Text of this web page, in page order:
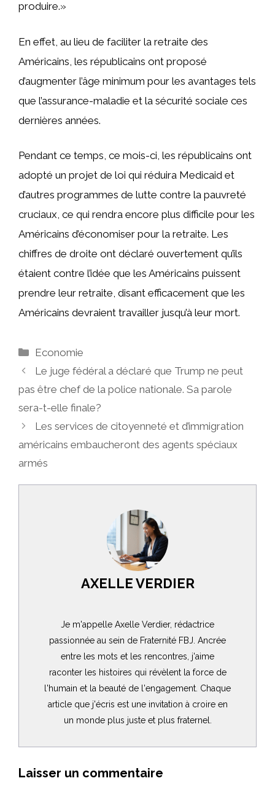
produire.»
En effet, au lieu de faciliter la retraite des
Américains, les républicains ont proposé
d’augmenter l’âge minimum pour les avantages tels
que l’assurance-maladie et la sécurité sociale ces
dernières années.
Pendant ce temps, ce mois-ci, les républicains ont
adopté un projet de loi qui réduira Medicaid et
d’autres programmes de lutte contre la pauvreté
cruciaux, ce qui rendra encore plus difficile pour les
Américains d’économiser pour la retraite. Les
chiffres de droite ont déclaré ouvertement qu’ils
étaient contre l’idée que les Américains puissent
prendre leur retraite, disant efficacement que les
Américains devraient travailler jusqu’à leur mort.
Catégories
Economie
Le juge fédéral a déclaré que Trump ne peut
pas être chef de la police nationale. Sa parole
sera-t-elle finale?
Les services de citoyenneté et d’immigration
américains embaucheront des agents spéciaux
armés
AXELLE VERDIER
Je m'appelle Axelle Verdier, rédactrice
passionnée au sein de Fraternité FBJ. Ancrée
entre les mots et les rencontres, j'aime
raconter les histoires qui révèlent la force de
l'humain et la beauté de l'engagement. Chaque
article que j'écris est une invitation à croire en
un monde plus juste et plus fraternel.
Laisser un commentaire